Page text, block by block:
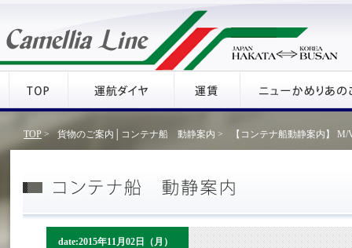
TOP> 貨物のご案内│コンテナ船 動静案内 > 【コンテナ船動静案内】
date:2015年11月02日（月）